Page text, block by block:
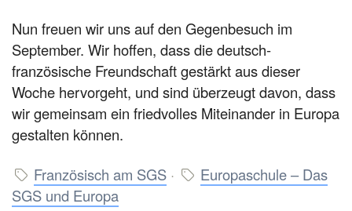
Nun freuen wir uns auf den Gegenbesuch im
September. Wir hoffen, dass die deutsch-
französische Freundschaft gestärkt aus dieser
Woche hervorgeht, und sind überzeugt davon, dass
wir gemeinsam ein friedvolles Miteinander in Europa
gestalten können.
Französisch am SGS ·
Europaschule – Das
SGS und Europa